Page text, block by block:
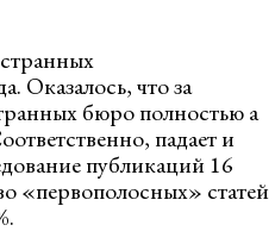
Оказалось, что за
бюро полностью а
падает и
публикаций 16
«первополосных» статей